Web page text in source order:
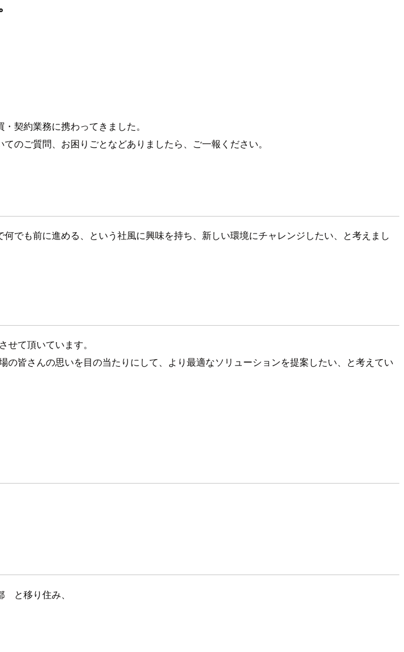
契約業務に携わってきました。
のご質問、お困りごとなどありましたら、ご一報ください。
でも前に進める、という社風に興味を持ち、新しい環境にチャレンジしたい、と考えまし
て頂いています。
皆さんの思いを目の当たりにして、より最適なソリューションを提案したい、と考えてい
り住み、